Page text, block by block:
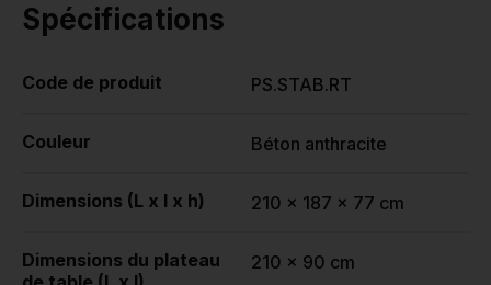
Spécifications
Code de produit PS.STAB.RT
Couleur Béton anthracite
Dimensions (L x l x h) 210 x 187 x 77 cm
Dimensions du plateau
210 x 90 cm